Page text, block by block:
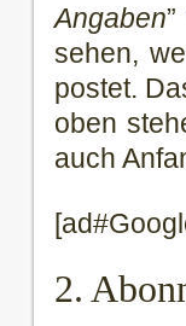
Angaben
sehen,
postet.
oben
auch
2.